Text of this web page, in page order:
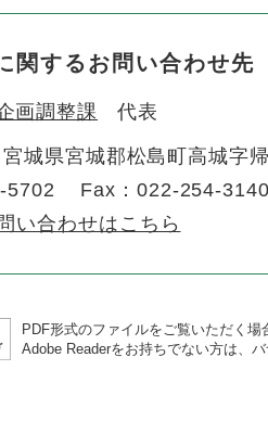
関するお問い合わせ先
画調整課 代表
宮城県宮城郡松島町高城字
5702
Fax：022-254-3140
い合わせはこちら
PDF形式のファイルをご覧いただく場
Adobe Readerをお持ちでない方は、